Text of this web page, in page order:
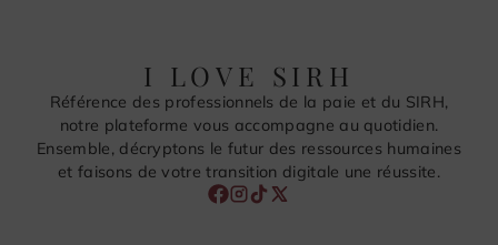
I LOVE SIRH
Référence des professionnels de la paie et du SIRH,
notre plateforme vous accompagne au quotidien.
Ensemble, décryptons le futur des ressources humaines
et faisons de votre transition digitale une réussite.